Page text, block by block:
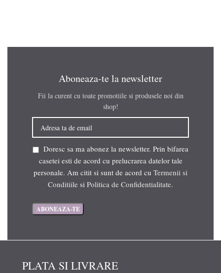
Aboneaza-te la newsletter
Fii la curent cu toate promotiile si produsele noi din
shop!
Doresc sa ma abonez la newsletter. Prin bifarea
casetei esti de acord cu prelucrarea datelor tale
personale. Am citit si sunt de acord cu Termenii si
Conditiile si Politica de Confidentialitate.
PLATA SI LIVRARE